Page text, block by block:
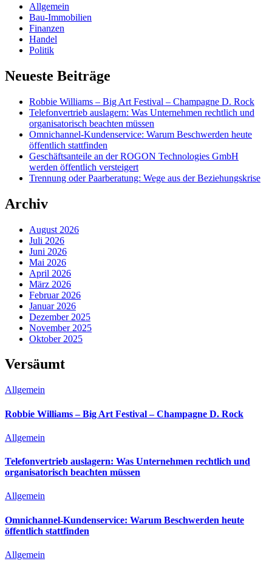
Allgemein
Bau-Immobilien
Finanzen
Handel
Politik
Neueste Beiträge
Robbie Williams – Big Art Festival – Champagne D. Rock
Telefonvertrieb auslagern: Was Unternehmen rechtlich und
organisatorisch beachten müssen
Omnichannel-Kundenservice: Warum Beschwerden heute
öffentlich stattfinden
Geschäftsanteile an der ROGON Technologies GmbH
werden öffentlich versteigert
Trennung oder Paarberatung: Wege aus der Beziehungskrise
Archiv
August 2026
Juli 2026
Juni 2026
Mai 2026
April 2026
März 2026
Februar 2026
Januar 2026
Dezember 2025
November 2025
Oktober 2025
Versäumt
Allgemein
Robbie Williams – Big Art Festival – Champagne D. Rock
Allgemein
Telefonvertrieb auslagern: Was Unternehmen rechtlich und
organisatorisch beachten müssen
Allgemein
Omnichannel-Kundenservice: Warum Beschwerden heute
öffentlich stattfinden
Allgemein